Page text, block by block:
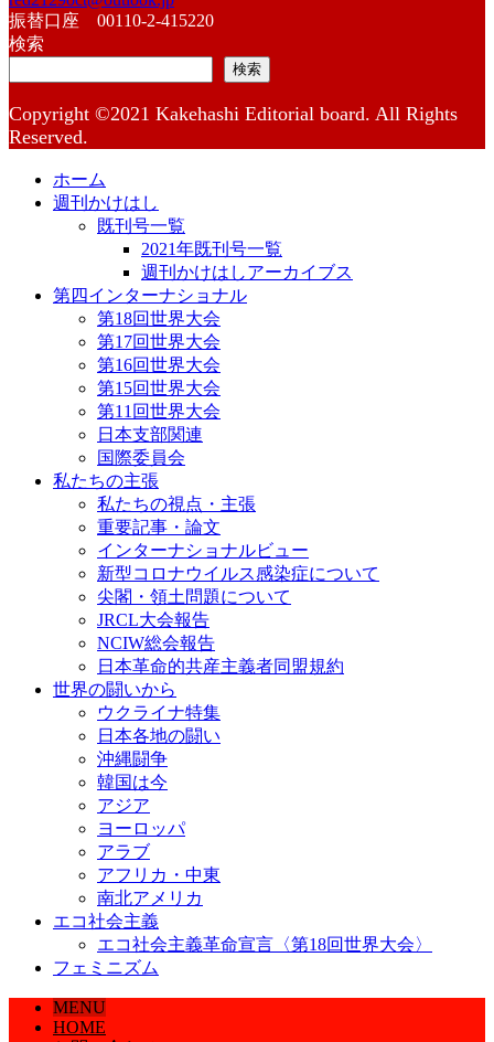
振替口座 00110-2-415220
検索
検索
Copyright ©2021 Kakehashi Editorial board. All Rights
Reserved.
ホーム
週刊かけはし
既刊号一覧
2021年既刊号一覧
週刊かけはしアーカイブス
第四インターナショナル
第18回世界大会
第17回世界大会
第16回世界大会
第15回世界大会
第11回世界大会
日本支部関連
国際委員会
私たちの主張
私たちの視点・主張
重要記事・論文
インターナショナルビュー
新型コロナウイルス感染症について
尖閣・領土問題について
JRCL大会報告
NCIW総会報告
日本革命的共産主義者同盟規約
世界の闘いから
ウクライナ特集
日本各地の闘い
沖縄闘争
韓国は今
アジア
ヨーロッパ
アラブ
アフリカ・中東
南北アメリカ
エコ社会主義
エコ社会主義革命宣言〈第18回世界大会〉
フェミニズム
MENU
HOME